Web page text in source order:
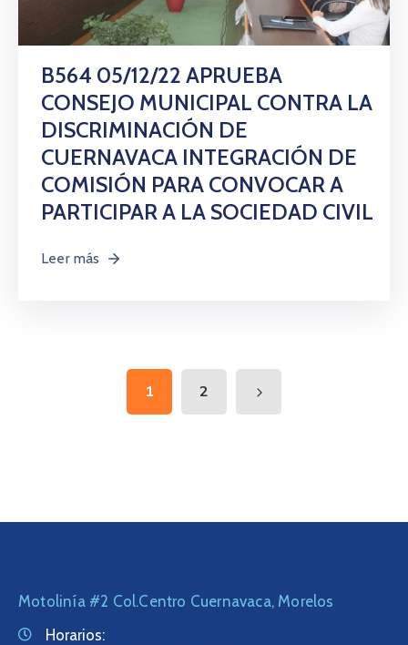
B564 05/12/22 APRUEBA
CONSEJO MUNICIPAL CONTRA LA
DISCRIMINACIÓN DE
CUERNAVACA INTEGRACIÓN DE
COMISIÓN PARA CONVOCAR A
PARTICIPAR A LA SOCIEDAD CIVIL
Leer más
1 2
Motolinía #2 Col.Centro Cuernavaca, Morelos
Horarios: